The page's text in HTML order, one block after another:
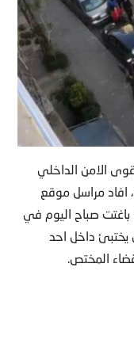
الامن الداخلي
افاد مراسل موقع
صباح اليوم في
يختبئ داخل احد
المختص.